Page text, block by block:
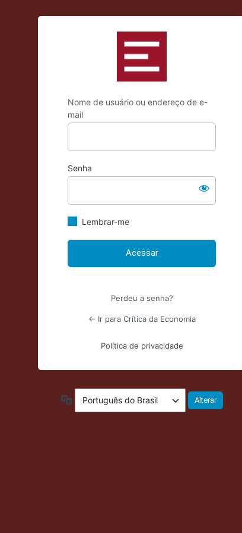
Nome de usuário ou endereço de e-
mail
Senha
Lembrar-me
Perdeu a senha?
← Ir para Crítica da Economia
Política de privacidade
Idioma